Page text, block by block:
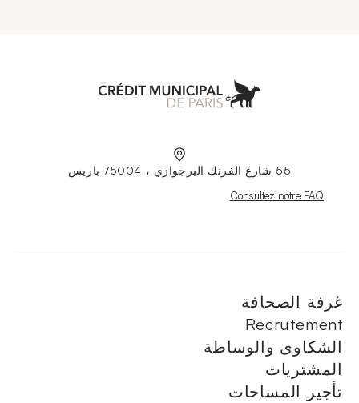
55 شارع الفرنك البرجوازي ، 75004 باريس
Nouvelle fenêtre
Consultez notre FAQ
غرفة الصحافة
Recrutement
الشكاوى والوساطة
المشتريات
تأجير المساحات